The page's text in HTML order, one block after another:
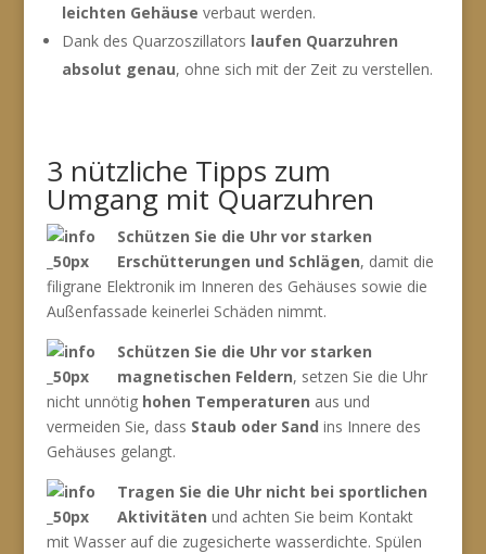
leichten Gehäuse verbaut werden.
Dank des Quarzoszillators laufen Quarzuhren
absolut genau, ohne sich mit der Zeit zu verstellen.
3 nützliche Tipps zum
Umgang mit Quarzuhren
Schützen Sie die Uhr vor starken
Erschütterungen und Schlägen, damit die
filigrane Elektronik im Inneren des Gehäuses sowie die
Außenfassade keinerlei Schäden nimmt.
Schützen Sie die Uhr vor starken
magnetischen Feldern, setzen Sie die Uhr
nicht unnötig hohen Temperaturen aus und
vermeiden Sie, dass Staub oder Sand ins Innere des
Gehäuses gelangt.
Tragen Sie die Uhr nicht bei sportlichen
Aktivitäten und achten Sie beim Kontakt
mit Wasser auf die zugesicherte wasserdichte. Spülen